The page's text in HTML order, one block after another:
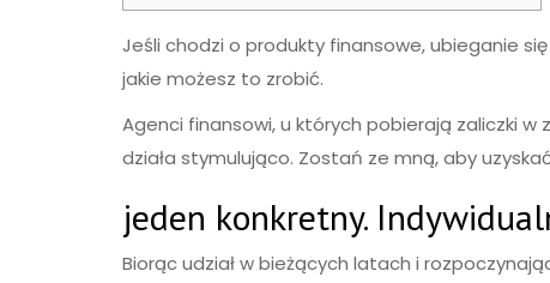
Jeśli chodzi o produkty finansowe, ubieganie
jakie możesz to zrobić.
Agenci finansowi, u których pobierają zaliczki w
działa stymulująco. Zostań ze mną, aby
jeden konkretny.
Biorąc udział w bieżących latach i